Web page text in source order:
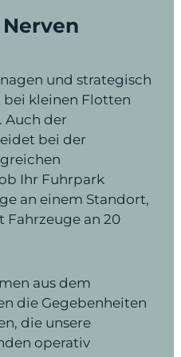
und strategisch
bei kleinen Flotten
Auch der
bei der
Ihr Fuhrpark
an einem Standort,
an 20
aus dem
die Gegebenheiten
die unsere
operativ